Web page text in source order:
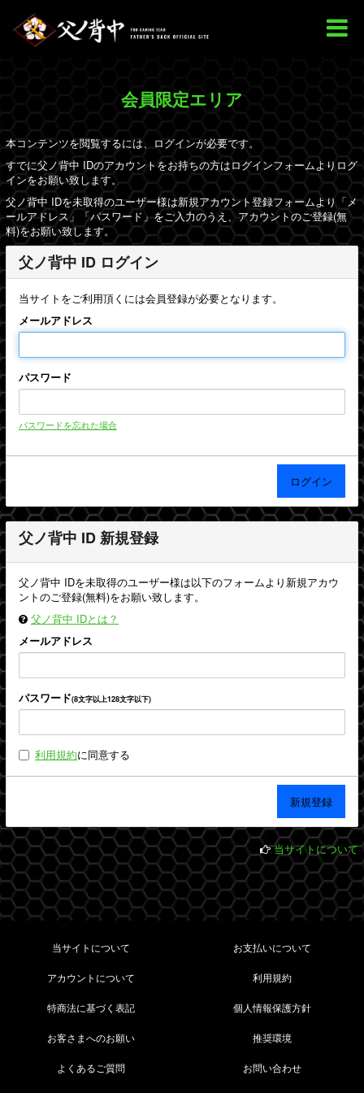
会員限定エリア
本コンテンツを閲覧するには、ログインが必要です。
すでに父ノ背中 IDのアカウントをお持ちの方はログインフォームよりログ
インをお願い致します。
父ノ背中 IDを未取得のユーザー様は新規アカウント登録フォームより「メ
ールアドレス」「パスワード」をご入力のうえ、アカウントのご登録(無
料)をお願い致します。
父ノ背中 ID ログイン
当サイトをご利用頂くには会員登録が必要となります。
メールアドレス
パスワード
パスワードを忘れた場合
父ノ背中 ID 新規登録
父ノ背中 IDを未取得のユーザー様は以下のフォームより新規アカウ
ントのご登録(無料)をお願い致します。
父ノ背中 IDとは？
メールアドレス
パスワード(8文字以上128文字以下)
利用規約に同意する
当サイトについて
当サイトについて お支払いについて
アカウントについて 利用規約
特商法に基づく表記 個人情報保護方針
お客さまへのお願い 推奨環境
よくあるご質問 お問い合わせ